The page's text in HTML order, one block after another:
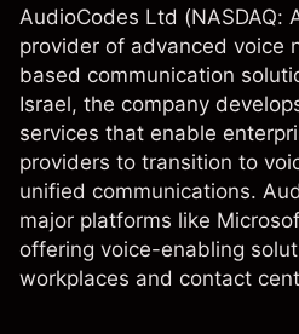
AudioCodes Ltd (NASDAQ:
provider of advanced voice
based communication
Israel, the company
services that enable
providers to transition to
unified communications.
major platforms like
offering voice-enabling
workplaces and contact